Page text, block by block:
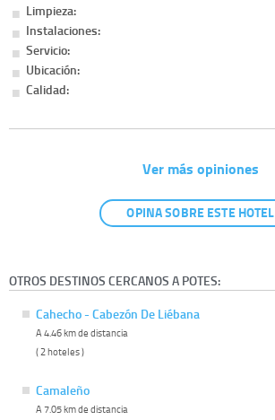
Limpieza:
Instalaciones:
Servicio:
Ubicación:
Calidad:
Ver más opiniones
OPINA SOBRE ESTE HOTEL
OTROS DESTINOS CERCANOS A POTES:
Cahecho - Cabezón De Liébana
A 4.46 km de distancia
( 2 hoteles )
Camaleño
A 7.05 km de distancia